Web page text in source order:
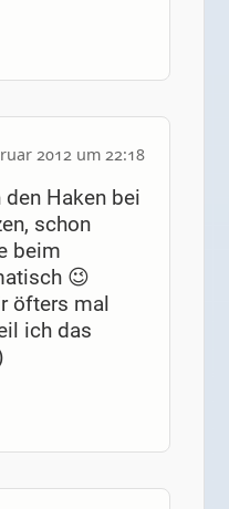
2012 um 22:18
Haken bei
schon
beim
😉
öfters mal
ich das